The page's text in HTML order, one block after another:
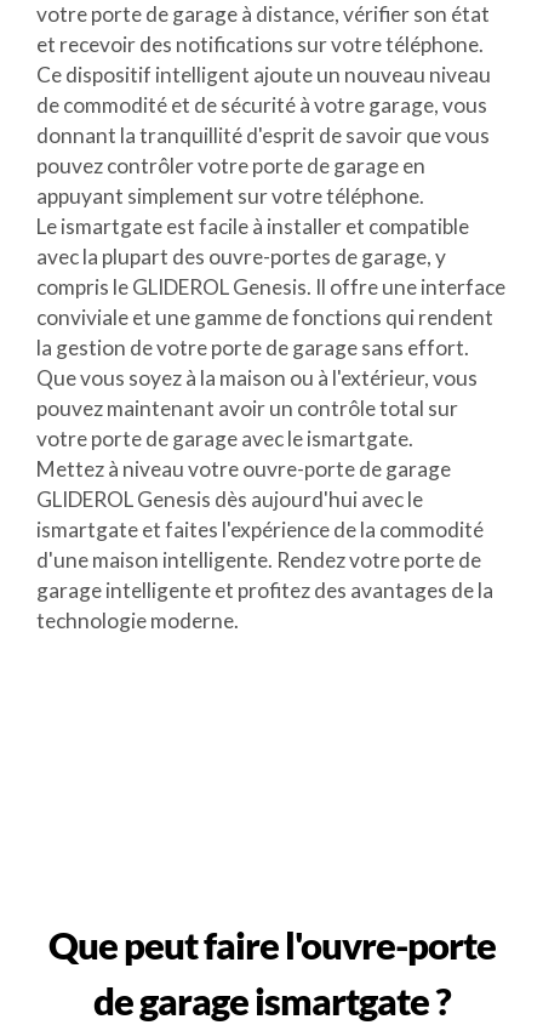
votre porte de garage à distance, vérifier son état
et recevoir des notifications sur votre téléphone.
Ce dispositif intelligent ajoute un nouveau niveau
de commodité et de sécurité à votre garage, vous
donnant la tranquillité d'esprit de savoir que vous
pouvez contrôler votre porte de garage en
appuyant simplement sur votre téléphone.
Le ismartgate est facile à installer et compatible
avec la plupart des ouvre-portes de garage, y
compris le GLIDEROL Genesis. Il offre une interface
conviviale et une gamme de fonctions qui rendent
la gestion de votre porte de garage sans effort.
Que vous soyez à la maison ou à l'extérieur, vous
pouvez maintenant avoir un contrôle total sur
votre porte de garage avec le ismartgate.
Mettez à niveau votre ouvre-porte de garage
GLIDEROL Genesis dès aujourd'hui avec le
ismartgate et faites l'expérience de la commodité
d'une maison intelligente. Rendez votre porte de
garage intelligente et profitez des avantages de la
technologie moderne.
Que peut faire l'ouvre-porte
de garage ismartgate ?